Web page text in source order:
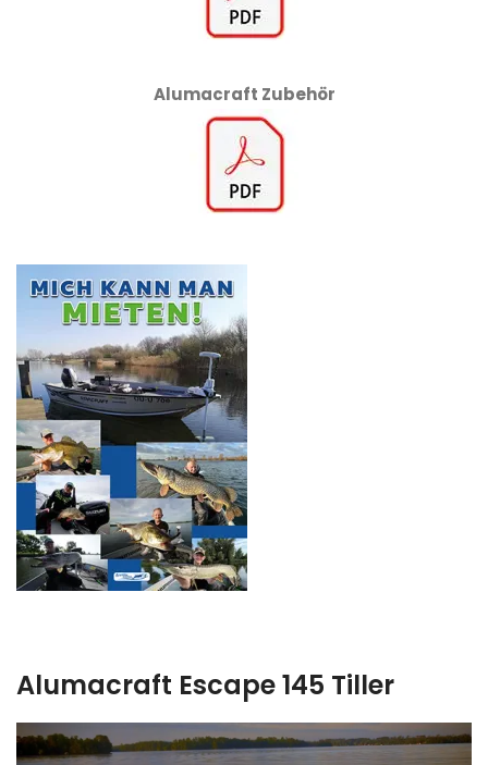
Alumacraft Zubehör
Alumacraft Escape 145 Tiller